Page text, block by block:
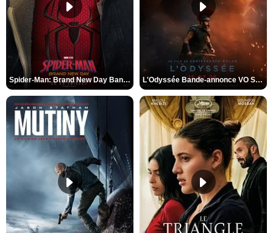
Spider-Man: Brand New Day Bande-annonce VO STFR L'Odyssée Bande-annonce VO STFR